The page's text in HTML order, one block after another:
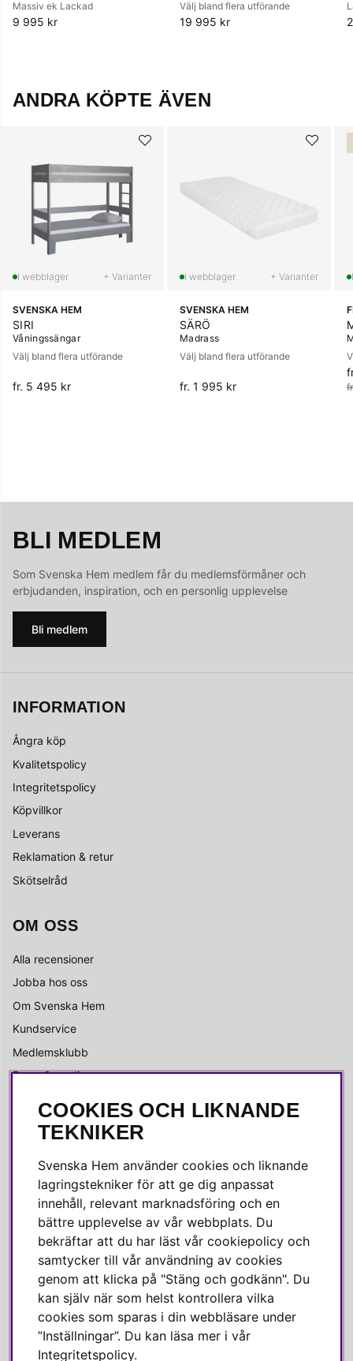
Massiv ek Lackad
9 995 kr
Välj bland flera utförande
19 995 kr
ANDRA KÖPTE ÄVEN
+ Varianter
SVENSKA HEM
SIRI
Våningssängar
Välj bland flera utförande
fr. 5 495 kr
+ Varianter
SVENSKA HEM
SÄRÖ
Madrass
Välj bland flera utförande
fr. 1 995 kr
BLI MEDLEM
Som Svenska Hem medlem får du medlemsförmåner och
erbjudanden, inspiration, och en personlig upplevelse
Bli medlem
INFORMATION
Ångra köp
Kvalitetspolicy
Integritetspolicy
Köpvillkor
Leverans
Reklamation & retur
Skötselråd
OM OSS
Alla recensioner
Jobba hos oss
Om Svenska Hem
Kundservice
Medlemsklubb
Press & media
SOCIALA MEDIER
Instagram
Linkedin
Pinterest
SVENSKA HEM
Varmt välkommen till Svenska Hem!
Vi värdesätter våra kunder högt och finns här för att hjälpa dig
COOKIES OCH LIKNANDE
TEKNIKER
Svenska Hem använder cookies och liknande
lagringstekniker för att ge dig anpassat
innehåll, relevant marknadsföring och en
bättre upplevelse av vår webbplats. Du
bekräftar att du har läst vår cookiepolicy och
samtycker till vår användning av cookies
genom att klicka på "Stäng och godkänn". Du
kan själv när som helst kontrollera vilka
cookies som sparas i din webbläsare under
”Inställningar”. Du kan läsa mer i vår
Integritetspolicy.